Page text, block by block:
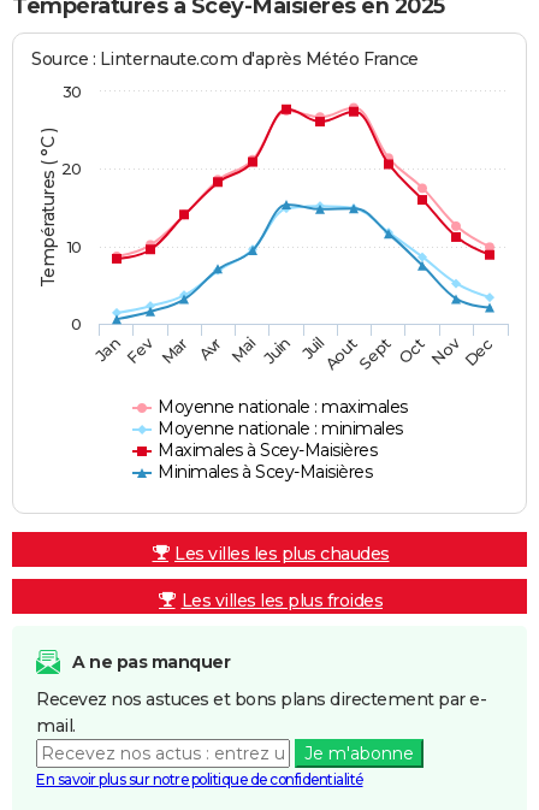
Températures à Scey-Maisières en 2025
Températures ( °C )
Source : Linternaute.com d'après Météo France
Moyenne nationale : maximales
Moyenne nationale : minimales
Maximales à Scey-Maisières
Minimales à Scey-Maisières
JanFev Mar Avr Mai Juin JuilAoutSept OctNovDec
0
10
20
30
Les villes les plus chaudes
Les villes les plus froides
A ne pas manquer
Recevez nos astuces et bons plans directement par e-
mail.
Je m'abonne
En savoir plus sur notre politique de confidentialité